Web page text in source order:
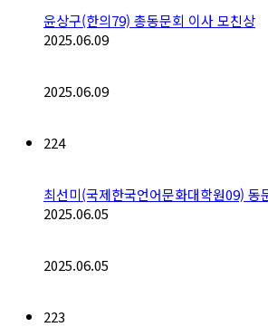
윤상구(한의79) 총동문회 이사 모친상
2025.06.09
2025.06.09
224
최선미(국제한국언어문화대학원09) 동
2025.06.05
2025.06.05
223